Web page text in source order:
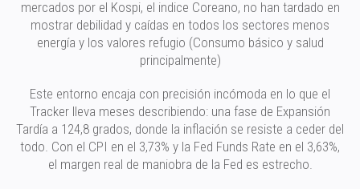
mercados por el Kospi, el indice Coreano, no han tardado en
mostrar debilidad y caídas en todos los sectores menos
energía y los valores refugio (Consumo básico y salud
principalmente)
Este entorno encaja con precisión incómoda en lo que el
Tracker lleva meses describiendo: una fase de Expansión
Tardía a 124,8 grados, donde la inflación se resiste a ceder del
todo. Con el CPI en el 3,73% y la Fed Funds Rate en el 3,63%,
el margen real de maniobra de la Fed es estrecho.